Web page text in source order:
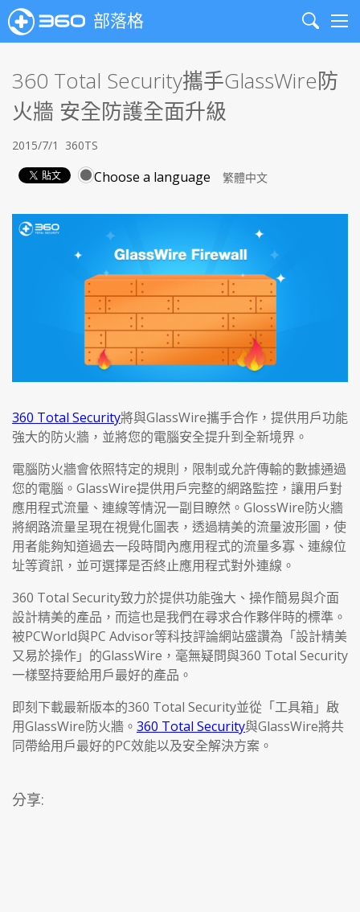
部落格
Search
360 Total Security攜手GlassWire防
火牆 安全防護全面升級
2015/7/1 360TS
Choose a language
360 Total Security將與GlassWire攜手合作，提供用戶功能
強大的防火牆，並將您的電腦安全提升到全新境界。
電腦防火牆會依照特定的規則，限制或允許傳輸的數據通過
您的電腦。GlassWire提供用戶完整的網路監控，讓用戶對
應用程式流量、連線等情況一副目瞭然。GlossWire防火牆
將網路流量呈現在視覺化圖表，透過精美的流量波形圖，使
用者能夠知道過去一段時間內應用程式的流量多寡、連線位
址等資訊，並可選擇是否終止應用程式對外連線。
360 Total Security致力於提供功能強大、操作簡易與介面
設計精美的產品，而這也是我們在尋求合作夥伴時的標準。
被PCWorld與PC Advisor等科技評論網站盛讚為「設計精美
又易於操作」的GlassWire，毫無疑問與360 Total Security
一樣堅持要給用戶最好的產品。
即刻下載最新版本的360 Total Security並從「工具箱」啟
用GlassWire防火牆。 360 Total Security與GlassWire將共
同帶給用戶最好的PC效能以及安全解決方案。
分享: